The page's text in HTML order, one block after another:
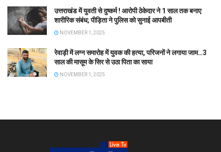
उत्तराखंड में युवती से दुष्कर्म ! आरोपी ठेकेदार ने 1 साल तक बनाए
शारीरिक संबंध; पीड़िता ने पुलिस को सुनाई आपबीती
NOVEMBER 1, 2025
रेवाड़ी में लग्न समारोह में युवक की हत्या, परिजनों ने लगाया जाम…3
साल की मासूम के सिर से उठा पिता का साया
NOVEMBER 1, 2025